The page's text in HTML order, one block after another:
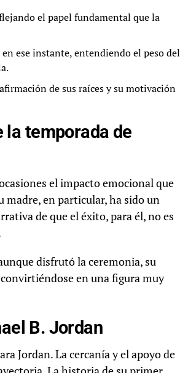
el papel fundamental que la
ese instante, entendiendo el peso del
de sus raíces y su motivación
temporada de
el impacto emocional que
madre, en particular, ha sido un
de que el éxito, para él, no es
disfrutó la ceremonia, su
en una figura muy
B. Jordan
Jordan. La cercanía y el apoyo de